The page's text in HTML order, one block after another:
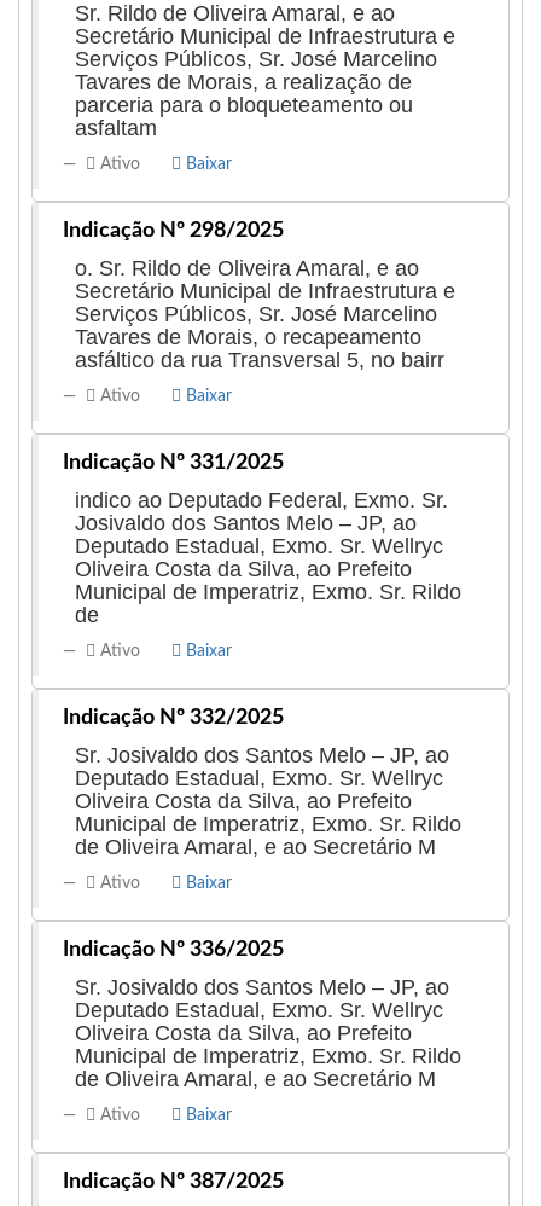
Sr. Rildo de Oliveira Amaral, e ao
Secretário Municipal de Infraestrutura e
Serviços Públicos, Sr. José Marcelino
Tavares de Morais, a realização de
parceria para o bloqueteamento ou
asfaltam
Ativo Baixar
Indicação Nº 298/2025
o. Sr. Rildo de Oliveira Amaral, e ao
Secretário Municipal de Infraestrutura e
Serviços Públicos, Sr. José Marcelino
Tavares de Morais, o recapeamento
asfáltico da rua Transversal 5, no bairr
Ativo Baixar
Indicação Nº 331/2025
indico ao Deputado Federal, Exmo. Sr.
Josivaldo dos Santos Melo – JP, ao
Deputado Estadual, Exmo. Sr. Wellryc
Oliveira Costa da Silva, ao Prefeito
Municipal de Imperatriz, Exmo. Sr. Rildo
de
Ativo Baixar
Indicação Nº 332/2025
Sr. Josivaldo dos Santos Melo – JP, ao
Deputado Estadual, Exmo. Sr. Wellryc
Oliveira Costa da Silva, ao Prefeito
Municipal de Imperatriz, Exmo. Sr. Rildo
de Oliveira Amaral, e ao Secretário M
Ativo Baixar
Indicação Nº 336/2025
Sr. Josivaldo dos Santos Melo – JP, ao
Deputado Estadual, Exmo. Sr. Wellryc
Oliveira Costa da Silva, ao Prefeito
Municipal de Imperatriz, Exmo. Sr. Rildo
de Oliveira Amaral, e ao Secretário M
Ativo Baixar
Indicação Nº 387/2025